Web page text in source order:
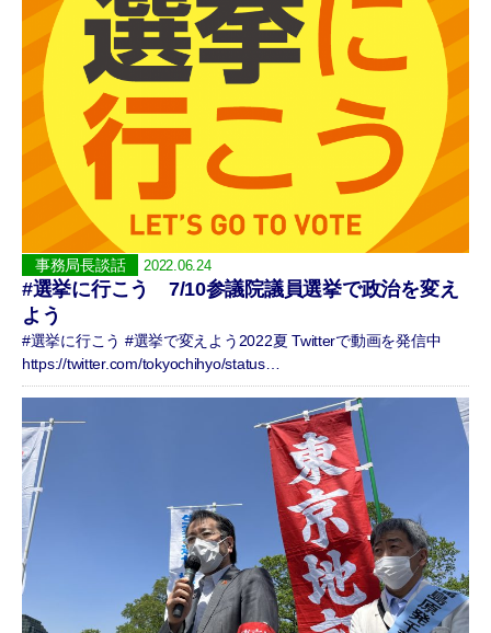
事務局長談話 2022.06.24
#選挙に行こう 7/10参議院議員選挙で政治を変え
よう
#選挙に行こう #選挙で変えよう2022夏 Twitterで動画を発信中
https://twitter.com/tokyochihyo/status…